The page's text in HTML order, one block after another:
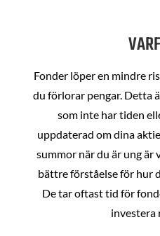
Fonder löper en mindre
du förlorar pengar. Detta
som inte har tiden
uppdaterad om dina
summor när du är ung är
bättre förståelse för hur
De tar oftast tid för
investera